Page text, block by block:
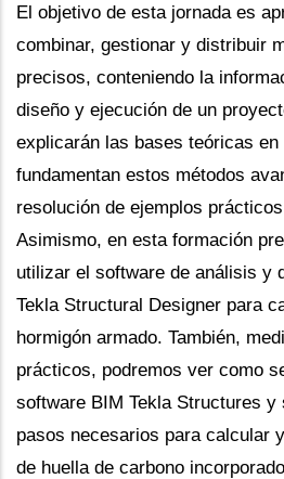
El objetivo de esta jornada es
combinar, gestionar y distribuir
precisos, conteniendo la
diseño y ejecución de un
explicarán las bases teóricas en
fundamentan estos métodos
resolución de ejemplos
Asimismo, en esta formación
utilizar el software de análisis y
Tekla Structural Designer para
hormigón armado. También,
prácticos, podremos ver como
software BIM Tekla Structures y
pasos necesarios para calcular
de huella de carbono